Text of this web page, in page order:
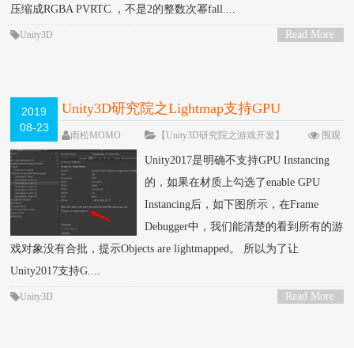
压缩成RGBA PVRTC ，不是2的整数次幂fall....
Read More
Unity3D
2019
08-23
Unity3D研究院之Lightmap支持GPU
Instancing（一百零七）
雨松MOMO 【Unity3D研究院之游戏开发】
围观
16315次
11 条评论
Unity2017是明确不支持GPU Instancing
的，如果在材质上勾选了enable GPU
Instancing后，如下图所示，在Frame
Debugger中，我们能清楚的看到所有的游
戏对象没有合批，提示Objects are lightmapped。 所以为了让
Unity2017支持G....
Read More
Unity3D